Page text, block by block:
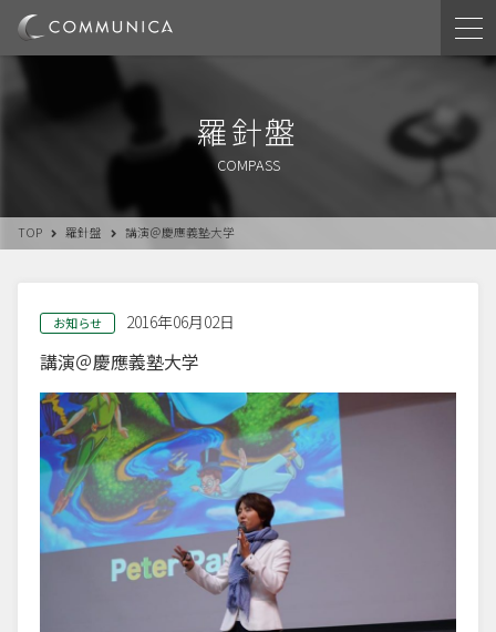
羅針盤
COMPASS
TOP 羅針盤 講演＠慶應義塾大学
お知らせ 2016年06月02日
講演＠慶應義塾大学